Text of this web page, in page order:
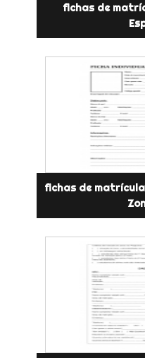
fichas de
fichas de